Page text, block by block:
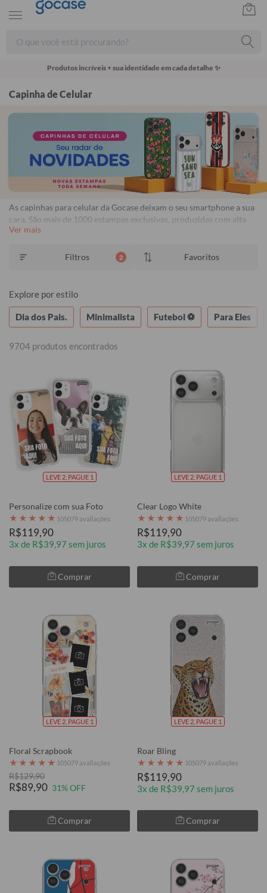
Produtos incríveis + sua identidade em cada detalhe ✨
Capinha de Celular
As capinhas para celular da Gocase deixam o seu smartphone a sua
cara. São mais de 1000 estampas exclusivas, produzidas com alta
qualidade de impressão, garantindo cores vivas e completa
contra impactos, arranhões e sujeira ocasionados no cotidiano.
Ver mais
Filtros 2 Favoritos
Explore por estilo
Dia dos Pais. Minimalista Futebol ⚽ Para Eles
9704 produtos encontrados
LEVE 2, PAGUE 1
Personalize com sua Foto
★ ★ ★ ★ ★ 105079 avaliações
R$119,90
3x de R$39,97 sem juros
Comprar
LEVE 2, PAGUE 1
Clear Logo White
★ ★ ★ ★ ★ 105079 avaliações
R$119,90
3x de R$39,97 sem juros
Comprar
LEVE 2, PAGUE 1
Floral Scrapbook
★ ★ ★ ★ ★ 105079 avaliações
R$129,90
R$89,90 31% OFF
Comprar
LEVE 2, PAGUE 1
Roar Bling
★ ★ ★ ★ ★ 105079 avaliações
R$119,90
3x de R$39,97 sem juros
Comprar